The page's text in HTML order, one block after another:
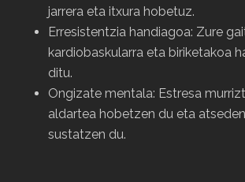
jarrera eta itxura hobetuz.
Erresistentzia handiagoa: Zure
kardiobaskularra eta biriketakoa
ditu.
Ongizate mentala: Estresa
aldartea hobetzen du eta
sustatzen du.